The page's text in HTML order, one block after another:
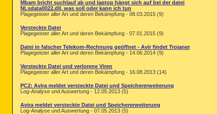
Mbam bricht suchlauf ab und laptop hängt sich auf bei der datei
NLsdata0022.dll, was soll oder kann ich tun
Plagegeister aller Art und deren Bekämpfung - 08.03.2015 (9)
Versteckte Datei
Plagegeister aller Art und deren Bekämpfung - 07.01.2015 (9)
Datei in falscher Telekom-Rechnung geöffnet - Avir findet Trojaner
Plagegeister aller Art und deren Bekämpfung - 14.06.2014 (9)
Versteckte Datei und verlorene Viren
Plagegeister aller Art und deren Bekämpfung - 16.08.2013 (14)
PC2: Avira meldet versteckte Datei und Speichererweiterung
Log-Analyse und Auswertung - 12.05.2013 (5)
Avira meldet versteckte Datei und Speichererweiterung
Log-Analyse und Auswertung - 07.05.2013 (5)